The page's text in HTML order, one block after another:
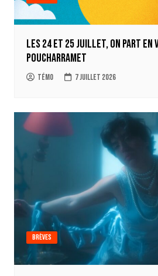
Les 24 et 25 juillet, on part en
Poucharramet
Témo 7 juillet 2026
Brèves